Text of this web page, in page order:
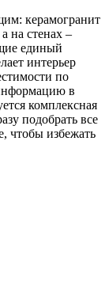
керамогранит
на стенах –
единый
интерьер
по
в
комплексная
подобрать все
чтобы избежать